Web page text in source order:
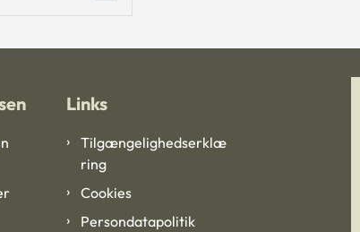
Links
Tilgængelighedserklæ
ring
Cookies
Persondatapolitik